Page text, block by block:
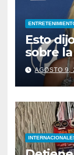
Esto
sobre
AGOSTO